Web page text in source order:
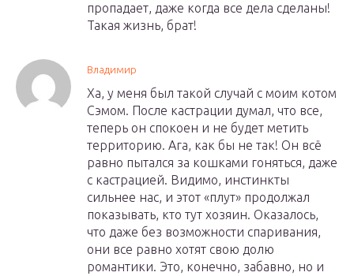
пропадает, даже когда все дела сделаны!
Такая жизнь, брат!
Владимир
Ха, у меня был такой случай с моим котом
Сэмом. После кастрации думал, что все,
теперь он спокоен и не будет метить
территорию. Ага, как бы не так! Он всё
равно пытался за кошками гоняться, даже
с кастрацией. Видимо, инстинкты
сильнее нас, и этот «плут» продолжал
показывать, кто тут хозяин. Оказалось,
что даже без возможности спаривания,
они все равно хотят свою долю
романтики. Это, конечно, забавно, но и